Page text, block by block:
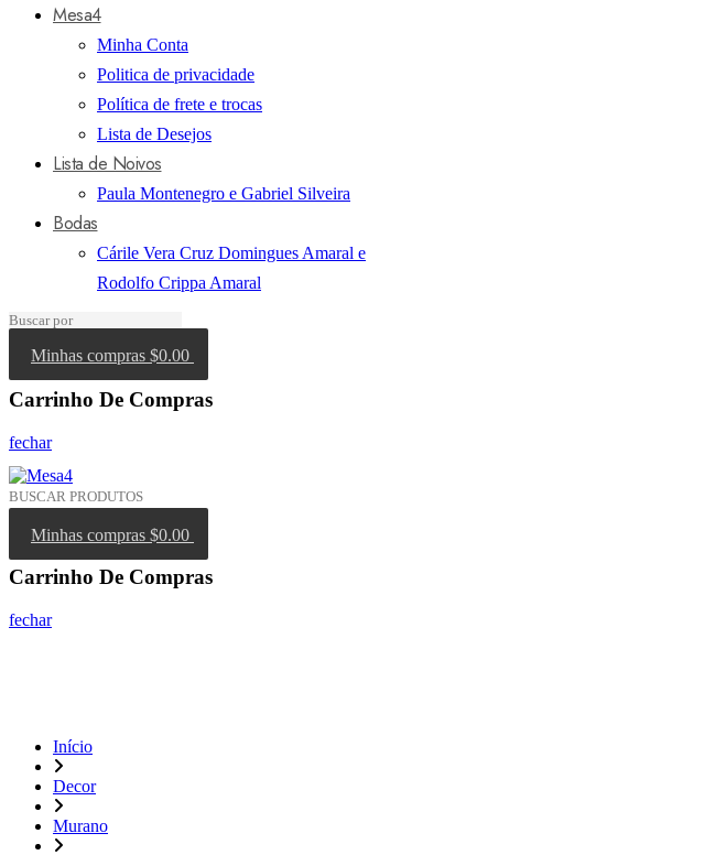
Mesa4
Minha Conta
Politica de privacidade
Política de frete e trocas
Lista de Desejos
Lista de Noivos
Paula Montenegro e Gabriel Silveira
Bodas
Cárile Vera Cruz Domingues Amaral e
Rodolfo Crippa Amaral
Minhas compras $0.00
Carrinho De Compras
fechar
Minhas compras $0.00
Carrinho De Compras
fechar
Início
Decor
Murano